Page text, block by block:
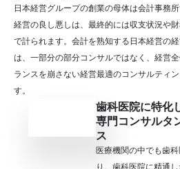
日本経営グループの創業の母体は会計事務所
経営の良し悪しは、最終的には収支状況や
で計られます。会計を熟知する日本経営の
は、一部分の部分コンサルではなく、経営
ランスを崩さない経営最適のコンサルティ
す。
歯科医院に特化
専門コンサルタ
ス
医療機関の中でも歯
り、歯科医院に精通